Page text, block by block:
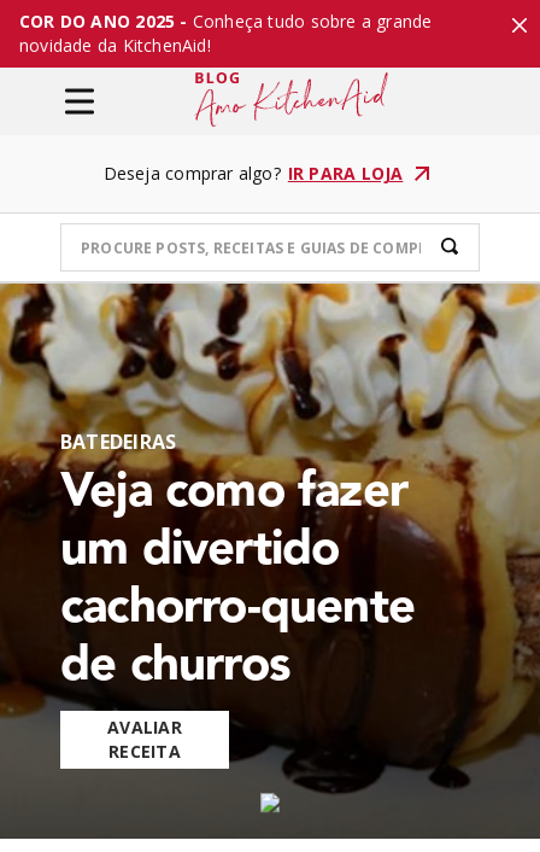
COR DO ANO 2025 - Conheça tudo sobre a grande
novidade da KitchenAid!
Deseja comprar algo? IR PARA LOJA
BATEDEIRAS
Veja como fazer
um divertido
cachorro-quente
de churros
AVALIAR
RECEITA